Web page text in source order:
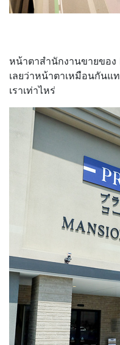
หน้าตาสำนักงานขายของ
เลยว่าหน้าตาเหมือนกัน
เราเท่าไหร่